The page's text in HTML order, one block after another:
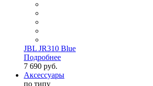
JBL JR310 Blue
Подробнее
7 690 руб.
Аксессуары
по типу